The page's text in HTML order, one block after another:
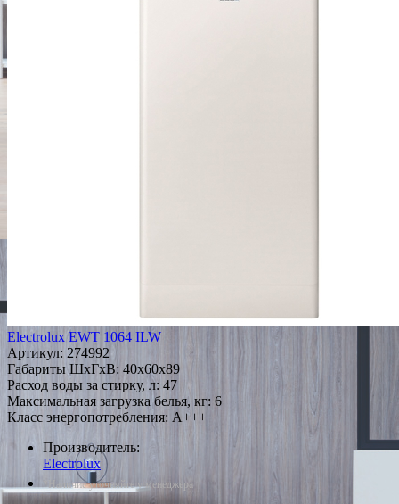
Electrolux EWT 1064 ILW
Артикул: 274992
Габариты ШxГxВ: 40x60x89
Расход воды за стирку, л: 47
Максимальная загрузка белья, кг: 6
Класс энергопотребления: A+++
Производитель:
Electrolux
*Наличие уточняйте у менеджера